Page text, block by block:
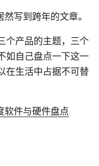
写到跨年的文章。
个产品的主题，三个
如自己盘点一下这一
在生活中占据不可替
软件与硬件盘点